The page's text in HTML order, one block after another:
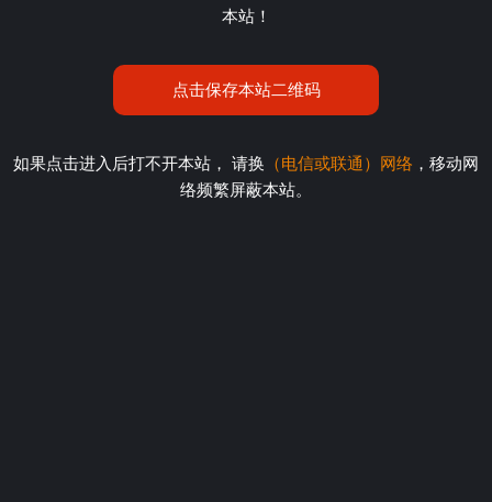
本站！
点击保存本站二维码
如果点击进入后打不开本站， 请换 （电信或联通）网络 ，移动网
络频繁屏蔽本站。